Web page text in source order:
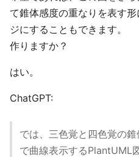
て錐体感度の重なりを表す
ジにすることもできます。
作りますか？
はい。
ChatGPT:
では、三色覚と四色覚の
で曲線表示するPlantUML